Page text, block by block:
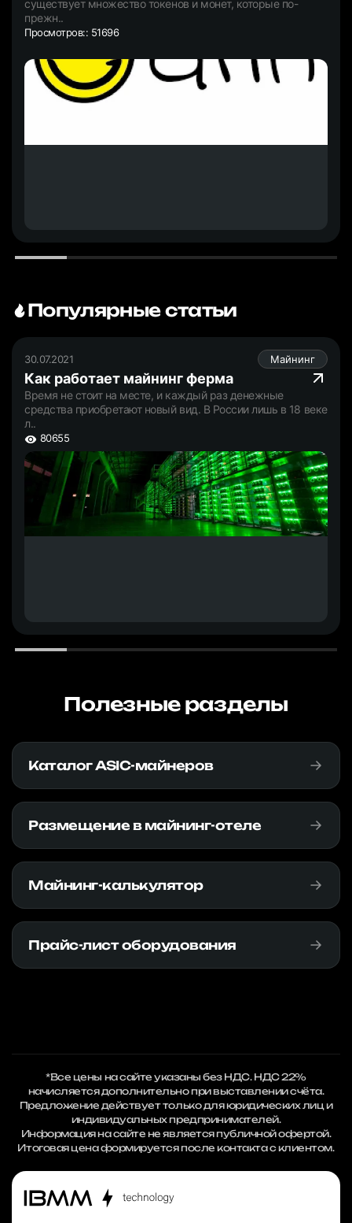
существует множество токенов и монет, которые по-
прежн..
Просмотров:: 51696
Популярные статьи
30.07.2021 Майнинг
Как работает майнинг ферма
Время не стоит на месте, и каждый раз денежные
средства приобретают новый вид. В России лишь в 18 веке
л..
80655
Полезные разделы
Каталог ASIC-майнеров
Размещение в майнинг-отеле
Майнинг-калькулятор
Прайс-лист оборудования
*Все цены на сайте указаны без НДС. НДС 22%
начисляется дополнительно при выставлении счёта.
Предложение действует только для юридических лиц и
индивидуальных предпринимателей.
Информация на сайте не является публичной офертой.
Итоговая цена формируется после контакта с клиентом.